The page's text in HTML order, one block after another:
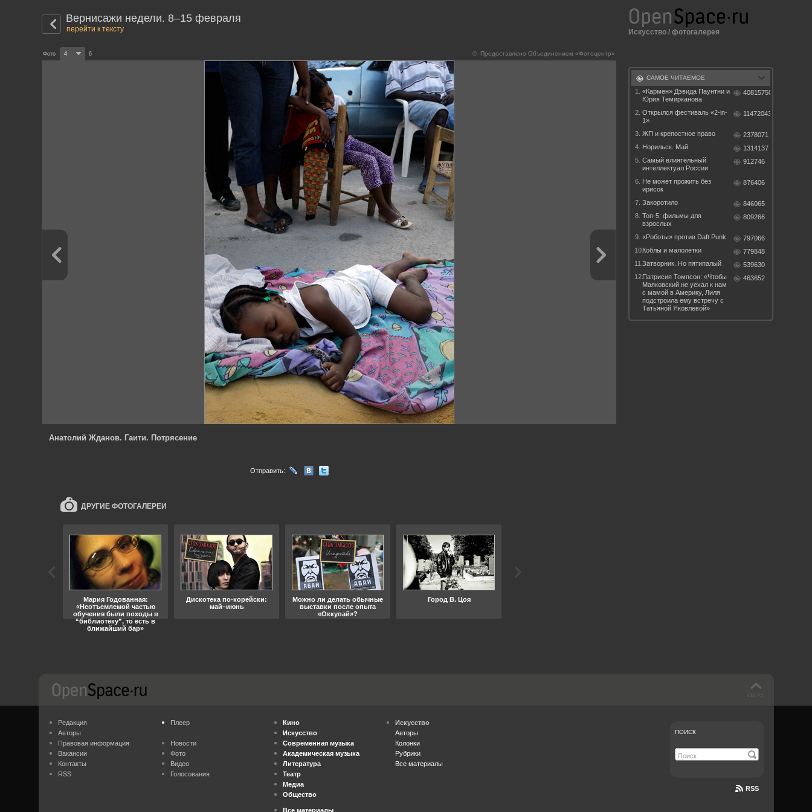
Вернисажи недели. 8–15 февраля
перейти к тексту
© Предоставлено Объединением «Фотоцентр»
Фото 4 6
Анатолий Жданов. Гаити. Потрясение
Отправить:
ДРУГИЕ ФОТОГАЛЕРЕИ
Мария Годованная:
«Неотъемлемой частью
обучения были походы в
“библиотеку”, то есть в
ближайший бар»
Дискотека по-корейски:
май–июнь
Можно ли делать обычные
выставки после опыта
«Оккупай»?
Город В. Цоя
Искусство / фотогалерея
САМОЕ ЧИТАЕМОЕ
1.
«Кармен» Дэвида Паунтни и
Юрия Темирканова
40815750
2. Открылся фестиваль «2-in-
1»
11472043
3. ЖП и крепостное право
2378071
4. Норильск. Май
1314137
5. Самый влиятельный
интеллектуал России
912746
6. Не может прожить без
ирисок
876406
7. Закоротило
846065
8. Топ-5: фильмы для
взрослых
809266
9. «Роботы» против Daft Punk
797066
10.Коблы и малолетки
779848
11.Затворник. Но пятипалый
539630
12.Патрисия Томпсон: «Чтобы
Маяковский не уехал к нам
с мамой в Америку, Лиля
подстроила ему встречу с
Татьяной Яковлевой»
463652
Редакция
Авторы
Правовая информация
Вакансии
Контакты
RSS
Плеер
Новости
Фото
Видео
Голосования
Кино
Искусство
Современная музыка
Академическая музыка
Литература
Театр
Медиа
Общество
Все материалы
Искусство
Авторы
Колонки
Рубрики
Все материалы
ПОИСК
RSS